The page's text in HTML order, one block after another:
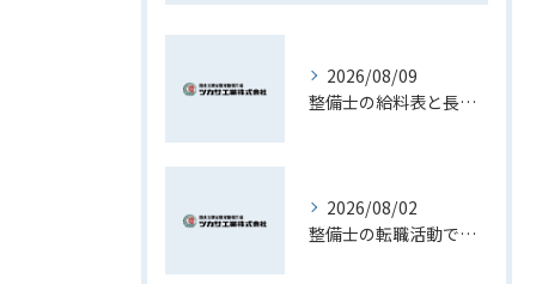
2026/08/09
整備士の給料表と長野県で安定収入を得るためのポイント徹底解説
2026/08/02
整備士の転職活動で資格や経験を最大限活かす現実的な進め方ガイド